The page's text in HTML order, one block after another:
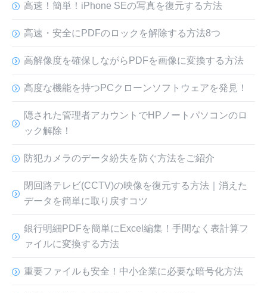
高速！簡単！iPhone SEの写真を復元する方法
高速・安全にPDFのロックを解除する方法8つ
高解像度を確保しながらPDFを画像に変換する方法
高度な機能を持つPCクローンソフトウェアを発見！
隠された管理者アカウントでHPノートパソコンのロ
ック解除！
防犯カメラのデータ紛失を防ぐ方法をご紹介
閉回路テレビ(CCTV)の映像を復元する方法｜消えた
データを簡単に取り戻すコツ
銀行明細PDFを簡単にExcel編集！手間なく表計算フ
ァイルに変換する方法
重要ファイルも安全！中小企業に必要な暗号化方法